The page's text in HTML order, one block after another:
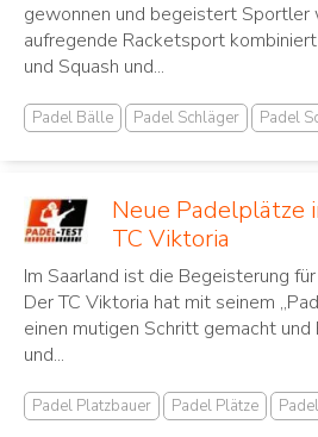
gewonnen und begeistert
aufregende Racketsport
und Squash und...
Padel Bälle Padel Schläger Padel
Neue Padelplätze
TC Viktoria
Im Saarland ist die Begeisterung
Der TC Viktoria hat mit seinem
einen mutigen Schritt gemacht
und...
Padel Platzbauer Padel Plätze